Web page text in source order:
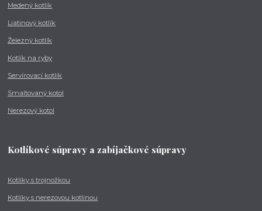
Medený kotlík
Liatinový kotlík
Železný kotlík
Kotlík na ryby
Servírovací kotlík
Smaltovaný kotol
Nerezový kotol
Kotlíkové súpravy a zabíjačkové súpravy
Kotlíky s trojnožkou
Kotlíky s nerezovou kotlinou